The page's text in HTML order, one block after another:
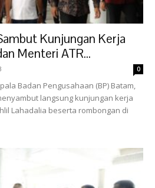
Kunjungan Kerja
Menteri ATR...
0
Badan Pengusahaan (BP) Batam,
langsung kunjungan kerja
Lahadalia beserta rombongan di